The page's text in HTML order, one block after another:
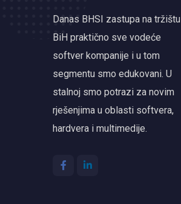
Danas BHSI zastupa na tržištu
BiH praktično sve vodeće
softver kompanije i u tom
segmentu smo edukovani. U
stalnoj smo potrazi za novim
rješenjima u oblasti softvera,
hardvera i multimedije.